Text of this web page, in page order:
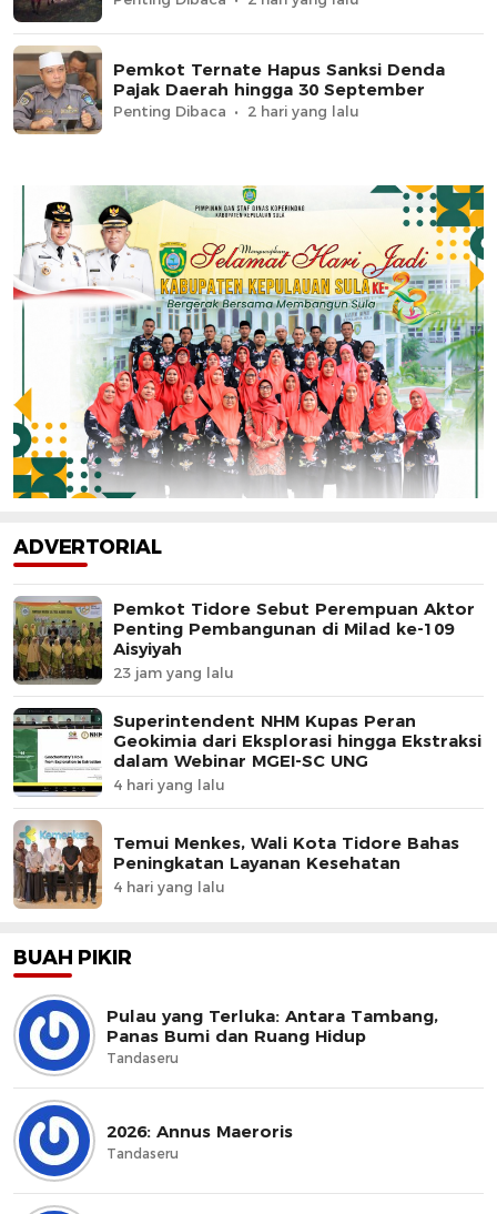
Pemkot Ternate Hapus Sanksi Denda
Pajak Daerah hingga 30 September
Penting Dibaca 2 hari yang lalu
ADVERTORIAL
Pemkot Tidore Sebut Perempuan Aktor
Penting Pembangunan di Milad ke-109
Aisyiyah
23 jam yang lalu
Superintendent NHM Kupas Peran
Geokimia dari Eksplorasi hingga Ekstraksi
dalam Webinar MGEI-SC UNG
4 hari yang lalu
Temui Menkes, Wali Kota Tidore Bahas
Peningkatan Layanan Kesehatan
4 hari yang lalu
BUAH PIKIR
Pulau yang Terluka: Antara Tambang,
Panas Bumi dan Ruang Hidup
Tandaseru
2026: Annus Maeroris
Tandaseru